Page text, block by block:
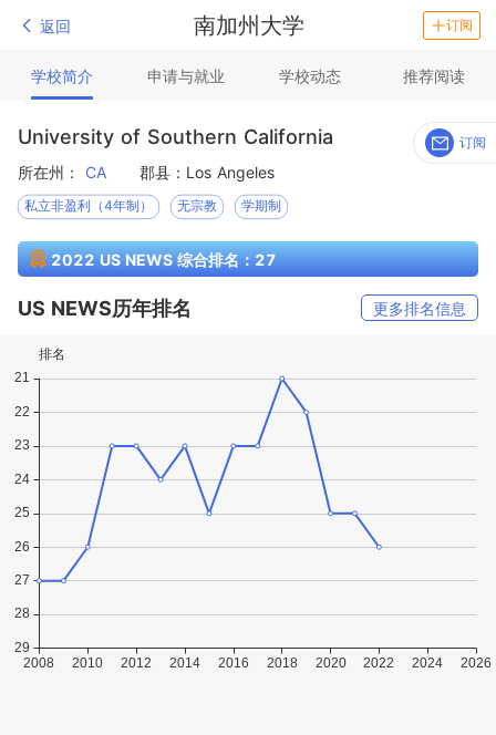
返回 南加州大学 订阅
学校简介 申请与就业 学校动态 推荐阅读
University of Southern California
所在州： CA 郡县：Los Angeles
私立非盈利（4年制） 无宗教 学期制
订阅
2022 US NEWS 综合排名：27
US NEWS历年排名 更多排名信息